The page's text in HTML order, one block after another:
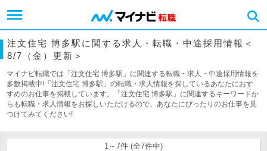
注文住宅 博多駅に関する求人・転職・中途採用情報＜
8/7（金）更新＞
マイナビ転職では「注文住宅 博多駅」に関連する転職・求人・中途採用情報を
多数掲載中!「注文住宅 博多駅」の転職・求人情報を探しているあなたにおす
すめのお仕事を掲載しています。「注文住宅 博多駅」に関連するキーワードか
らも転職・求人情報をお探しいただけるので、あなたにぴったりのお仕事を見
つけてみてください!
1～7件 (全7件中)